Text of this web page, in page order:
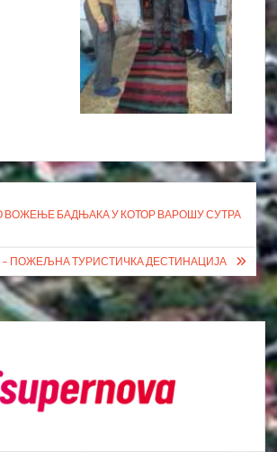
БАДЊАКА У КОТОР ВАРОШУ СУТРА
– ПОЖЕЉНА ТУРИСТИЧКА ДЕСТИНАЦИЈА